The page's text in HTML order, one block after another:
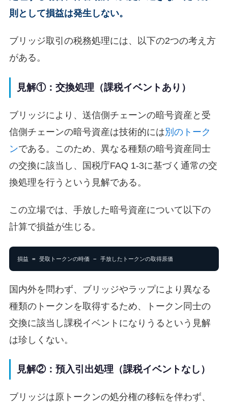
則として損益は発生しない。
ブリッジ取引の税務処理には、以下の2つの考え方
がある。
見解①：交換処理（課税イベントあり）
ブリッジにより、送信側チェーンの暗号資産と受
信側チェーンの暗号資産は技術的には別のトーク
ンである。このため、異なる種類の暗号資産同士
の交換に該当し、国税庁FAQ 1-3に基づく通常の交
換処理を行うという見解である。
この立場では、手放した暗号資産について以下の
計算で損益が生じる。
損益 = 受取トークンの時価 − 手放したトークンの取得原価
国内外を問わず、ブリッジやラップにより異なる
種類のトークンを取得するため、トークン同士の
交換に該当し課税イベントになりうるという見解
は珍しくない。
見解②：預入引出処理（課税イベントなし）
ブリッジは原トークンの処分権の移転を伴わず、